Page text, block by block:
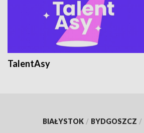
TalentAsy
BIAŁYSTOK / BYDGOSZCZ /